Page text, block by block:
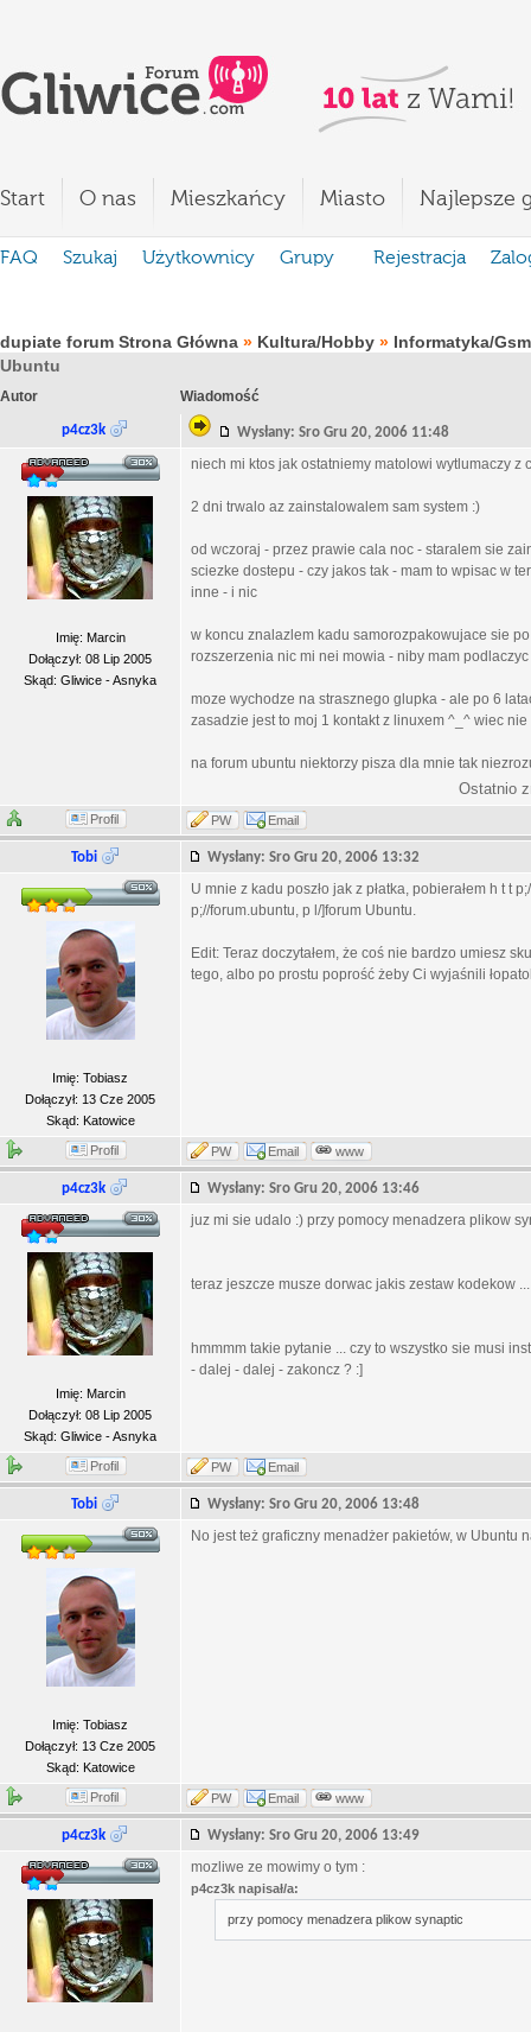
Start O nas Mieszkańcy Miasto Najlepsze
FAQ Szukaj Użytkownicy Grupy Rejestracja
dupiate forum Strona Główna » Kultura/Hobby » Informatyka/Gsm
Ubuntu
Autor Wiadomość
p4cz3k Wysłany: Sro Gru 20, 2006 11:48
Imię: Marcin
Dołączył: 08 Lip 2005
Skąd: Gliwice - Asnyka
niech mi ktos jak ostatniemy matolowi wytlumaczy z
2 dni trwalo az zainstalowalem sam system :)
od wczoraj - przez prawie cala noc - staralem sie
sciezke dostepu - czy jakos tak - mam to wpisac w
inne - i nic
w koncu znalazlem kadu samorozpakowujace sie
rozszerzenia nic mi nei mowia - niby mam
moze wychodze na strasznego glupka - ale po 6
zasadzie jest to moj 1 kontakt z linuxem ^_^ wiec
na forum ubuntu niektorzy pisza dla mnie tak
Ostatnio
Profil PW Email
Tobi Wysłany: Sro Gru 20, 2006 13:32
Imię: Tobiasz
Dołączył: 13 Cze 2005
Skąd: Katowice
U mnie z kadu poszło jak z płatka, pobierałem h t t
p;//forum.ubuntu, p l/]forum Ubuntu.
Edit: Teraz doczytałem, że coś nie bardzo umiesz
tego, albo po prostu poprość żeby Ci wyjaśnili
Profil PW Email www
p4cz3k Wysłany: Sro Gru 20, 2006 13:46
Imię: Marcin
Dołączył: 08 Lip 2005
Skąd: Gliwice - Asnyka
juz mi sie udalo :) przy pomocy menadzera plikow
teraz jeszcze musze dorwac jakis zestaw kodekow ...
hmmmm takie pytanie ... czy to wszystko sie musi
- dalej - dalej - zakoncz ? :]
Profil PW Email
Tobi Wysłany: Sro Gru 20, 2006 13:48
Imię: Tobiasz
Dołączył: 13 Cze 2005
Skąd: Katowice
No jest też graficzny menadżer pakietów, w Ubuntu
Profil PW Email www
p4cz3k Wysłany: Sro Gru 20, 2006 13:49
mozliwe ze mowimy o tym :
p4cz3k napisał/a:
przy pomocy menadzera plikow synaptic